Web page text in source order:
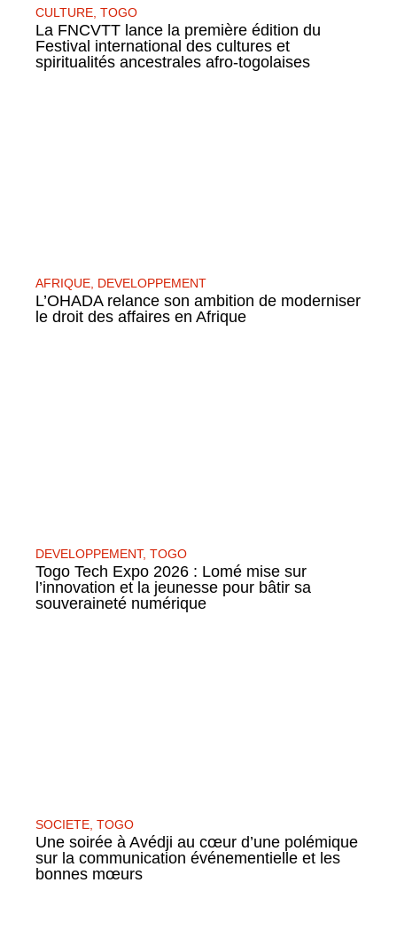
CULTURE TOGO
La FNCVTT lance la première édition du
Festival international des cultures et
spiritualités ancestrales afro-togolaises
AFRIQUE DEVELOPPEMENT
L’OHADA relance son ambition de moderniser
le droit des affaires en Afrique
DEVELOPPEMENT, TOGO
Togo Tech Expo 2026 : Lomé mise sur
l’innovation et la jeunesse pour bâtir sa
souveraineté numérique
SOCIETE TOGO
Une soirée à Avédji au cœur d’une polémique
sur la communication événementielle et les
bonnes mœurs